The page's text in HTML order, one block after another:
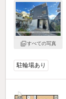
すべての写真
駐輪場あり